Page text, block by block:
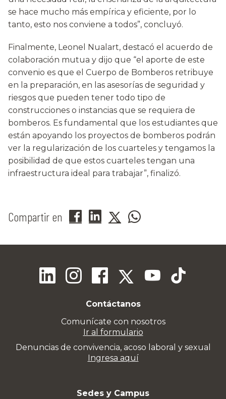
se hace mucho más empírica y eficiente, por lo
tanto, esto nos conviene a todos”, concluyó.
Finalmente, Leonel Nualart, destacó el acuerdo de
colaboración mutua y dijo que “el aporte de este
convenio es que el Cuerpo de Bomberos retribuye
en la preparación, en las asesorías de seguridad y
riesgos que pueden tener todo tipo de
construcciones o instancias que se requiera de
bomberos. Es fundamental que los estudiantes que
están apoyando los proyectos de bomberos podrán
ver la regularización de los cuarteles y tengamos la
posibilidad de que estos cuarteles tengan una
infraestructura ideal para trabajar”, finalizó.
Compartir en
Contáctanos
Comunícate con nosotros
Ir al formulario
Denuncias de convivencia, acoso laboral y sexual
Ingresa aquí
Sedes y Campus